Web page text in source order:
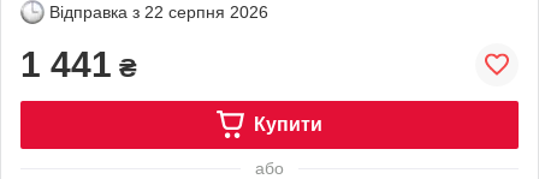
Відправка з 22 серпня 2026
1 441 ₴
Купити
або